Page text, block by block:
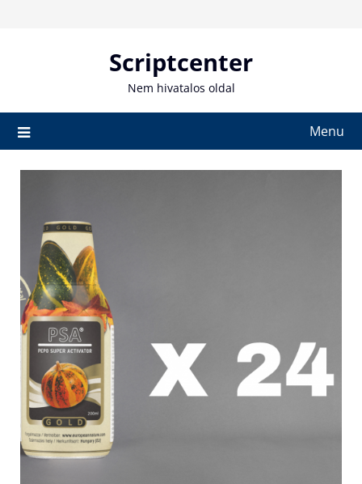
Scriptcenter
Nem hivatalos oldal
Menu